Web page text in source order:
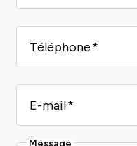
Téléphone
E-mail
Message